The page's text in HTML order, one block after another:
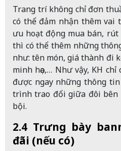
Trang trí không chỉ đơn
có thể đảm nhận thêm vai
ưu hoạt động mua bán,
thì có thể thêm những
như: tên món, giá thành đi
minh họa,… Như vậy, KH
được ngay những thông
trình trao đổi giữa đôi bên
bội.
2.4 Trưng bày
đãi (nếu có)